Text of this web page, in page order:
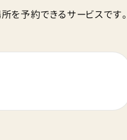
を予約できるサービスです。